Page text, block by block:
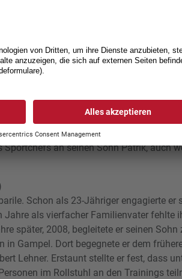
in der Schweiz. Eher zufällig kam
in Kontakt mit der rasanten Sportart.
internationales Rollstuhl-Tennis-Turnier,
Aargau gegründet wurde und als deren
an. Von 2000 bis 2008 amtete er als
Tennis der SPV. Er
Freizeit ist er sportlich unterwegs und
möchte der 64-Jährige etwas ruhiger
an seinen Sohn Patrik, auch
Schon als 23-Jähriger engagierte er
Jahre als vierfacher Familienvater fehlte
später, 2008, begleitete er seinen Sohn
Gampel. Dort begegnete er dem
Lehner. Erstaunt stellte er fest, dass
im Rollstuhl an den Trainings